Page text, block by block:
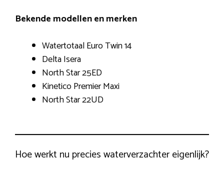
Bekende modellen en merken
Watertotaal Euro Twin 14
Delta Isera
North Star 25ED
Kinetico Premier Maxi
North Star 22UD
Hoe werkt nu precies waterverzachter eigenlijk?